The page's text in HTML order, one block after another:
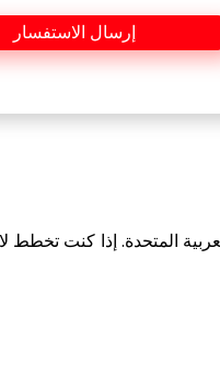
إرسال الاستفسار
المتحدة. إذا كنت